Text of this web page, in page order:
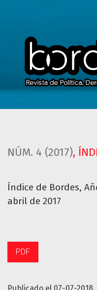
Índice de Bordes, Año
NÚM. 4 (2017),
Índice de Bordes,
abril de 2017
PDF